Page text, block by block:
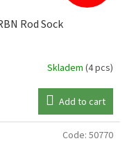
Rod Sock
Skladem (4 pcs)
Add to cart
Code: 50770